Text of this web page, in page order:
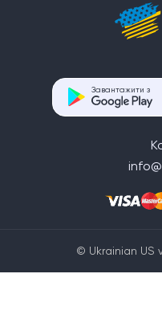
Завантажити з
© Ukrainian US